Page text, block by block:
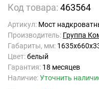
Код товара: 463564
Артикул: Мост
Производитель: Группа
Габариты, мм:
Цвет:белый
Гарантия: 18 месяцев
Наличие:Уточнить